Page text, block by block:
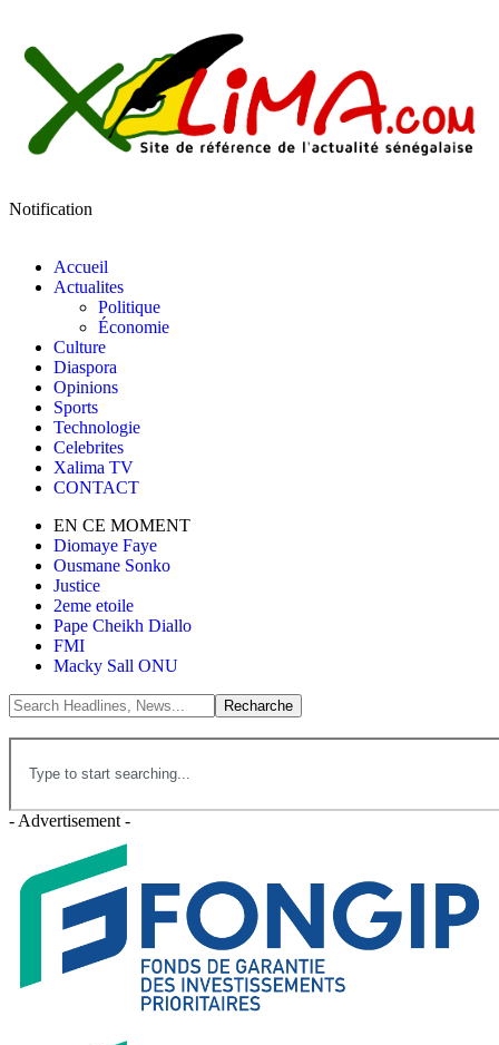
Notification
Accueil
Actualites
Politique
Économie
Culture
Diaspora
Opinions
Sports
Technologie
Celebrites
Xalima TV
CONTACT
EN CE MOMENT
Diomaye Faye
Ousmane Sonko
Justice
2eme etoile
Pape Cheikh Diallo
FMI
Macky Sall ONU
- Advertisement -